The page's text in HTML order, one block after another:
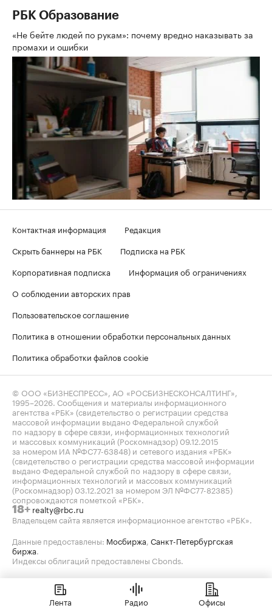
РБК Образование
«Не бейте людей по рукам»: почему вредно наказывать за
промахи и ошибки
Контактная информация
Редакция
Скрыть баннеры на РБК
Подписка на РБК
Корпоративная подписка
Информация об ограничениях
О соблюдении авторских прав
Пользовательское соглашение
Политика в отношении обработки персональных данных
Политика обработки файлов cookie
© ООО «БИЗНЕСПРЕСС», АО «РОСБИЗНЕСКОНСАЛТИНГ»,
1995–2026 . Сообщения и материалы информационного
агентства «РБК» (свидетельство о регистрации средства
массовой информации выдано Федеральной службой
по надзору в сфере связи, информационных технологий
и массовых коммуникаций (Роскомнадзор) 09.12.2015
за номером ИА №ФС77-63848) и сетевого издания «РБК»
(свидетельство о регистрации средства массовой информации
выдано Федеральной службой по надзору в сфере связи,
информационных технологий и массовых коммуникаций
(Роскомнадзор) 03.12.2021 за номером ЭЛ №ФС77-82385)
сопровождаются пометкой «РБК».
18+ realty@rbc.ru
Владельцем сайта является информационное агентство «РБК».
Данные предоставлены: Мосбиржа Санкт-Петербургская
биржа
Индексы облигаций предоставлены Cbonds.
Лента Радио Офисы